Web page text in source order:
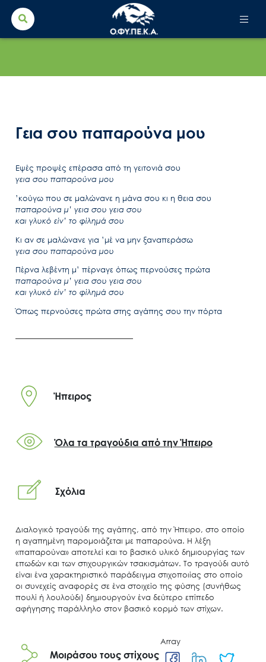
Search
for:
Ο.ΦΥ.ΠΕ.Κ.Α.
Γεια σου παπαρούνα μου
Εψές προψές επέρασα από τη γειτονιά σου
γεια σου παπαρούνα μου
’κούγω που σε μαλώνανε η μάνα σου κι η θεια σου
παπαρούνα μ’ γεια σου γεια σου
και γλυκό είν’ το φίλημά σου
Κι αν σε μαλώνανε για ’μέ να μην ξαναπεράσω
γεια σου παπαρούνα μου
Πέρνα λεβέντη μ’ πέρναγε όπως περνούσες πρώτα
παπαρούνα μ’ γεια σου γεια σου
και γλυκό είν’ το φίλημά σου
Όπως περνούσες πρώτα στης αγάπης σου την πόρτα
Ήπειρος
Όλα τα τραγούδια από την Ήπειρο
Σχόλια
Διαλογικό τραγούδι της αγάπης, από την Ήπειρο, στο οποίο
η αγαπημένη παρομοιάζεται με παπαρούνα. Η λέξη
«παπαρούνα» αποτελεί και το βασικό υλικό δημιουργίας των
επωδών και των στιχουργικών τσακισμάτων. Το τραγούδι αυτό
είναι ένα χαρακτηριστικό παράδειγμα στιχοποιίας στο οποίο
οι συνεχείς αναφορές σε ένα στοιχείο της φύσης (συνήθως
πουλί ή λουλούδι) δημιουργούν ένα δεύτερο επίπεδο
αφήγησης παράλληλο στον βασικό κορμό των στίχων.
Μοιράσου τους στίχους
Array